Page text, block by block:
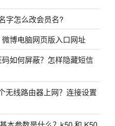
字怎么改会员名?
博电脑网页版入口网址
如何屏蔽？怎样隐藏短信
无线路由器上网？连接设置